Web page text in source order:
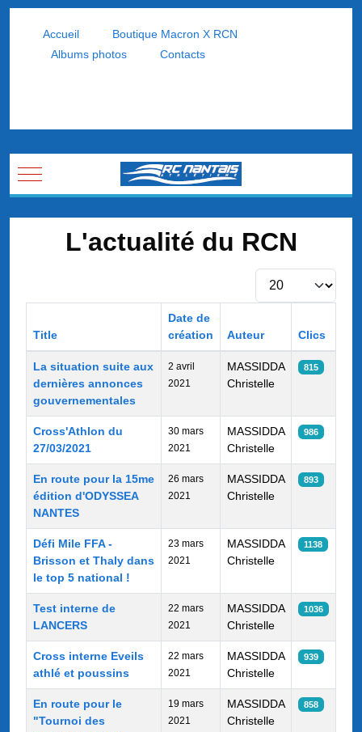
Accueil
Boutique Macron X RCN
Albums photos
Contacts
Mobile Menu Toggle
L'actualité du RCN
Title
Date de
création
Auteur Clics
La situation suite aux
dernières annonces
gouvernementales
2 avril
2021
MASSIDDA
Christelle
815
Cross'Athlon du
27/03/2021
30 mars
2021
MASSIDDA
Christelle
986
En route pour la 15me
édition d'ODYSSEA
NANTES
26 mars
2021
MASSIDDA
Christelle
893
Défi Mile FFA -
Brisson et Thaly dans
le top 5 national !
23 mars
2021
MASSIDDA
Christelle
1138
Test interne de
LANCERS
22 mars
2021
MASSIDDA
Christelle
1036
Cross interne Eveils
athlé et poussins
22 mars
2021
MASSIDDA
Christelle
939
En route pour le
"Tournoi des
19 mars
2021
MASSIDDA
Christelle
858